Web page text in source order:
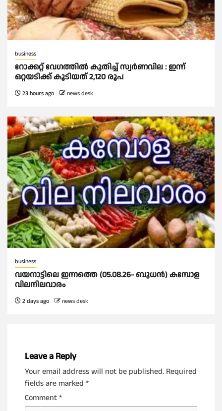
business
റോക്കറ്റ് വേഗത്തില്‍ കുതിച്ച് സ്വര്‍ണവില : ഇന്ന്
ഒറ്റയടിക്ക് കൂടിയത് 2,120 രൂപ
23 hours ago news desk
business
വയനാട്ടിലെ ഇന്നത്തെ (05.08.26- ബുധൻ) കമ്പോള
വിലനിലവാരം
2 days ago news desk
Leave a Reply
Your email address will not be published. Required
fields are marked *
Comment*